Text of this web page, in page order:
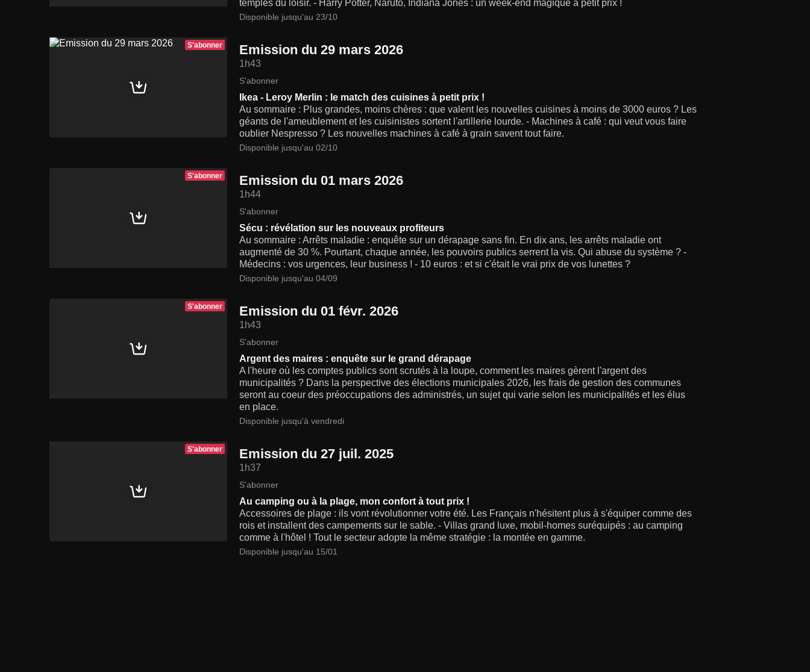
temples du loisir. - Harry Potter, Naruto, Indiana Jones : un week-end magique à petit prix !
Disponible jusqu'au 23/10
S'abonner Emission du 29 mars 2026
1h43
S'abonner
Ikea - Leroy Merlin : le match des cuisines à petit prix !
Au sommaire : Plus grandes, moins chères : que valent les nouvelles cuisines à moins de 3000 euros ? Les
géants de l'ameublement et les cuisinistes sortent l'artillerie lourde. - Machines à café : qui veut vous faire
oublier Nespresso ? Les nouvelles machines à café à grain savent tout faire.
Disponible jusqu'au 02/10
S'abonner Emission du 01 mars 2026
1h44
S'abonner
Sécu : révélation sur les nouveaux profiteurs
Au sommaire : Arrêts maladie : enquête sur un dérapage sans fin. En dix ans, les arrêts maladie ont
augmenté de 30 %. Pourtant, chaque année, les pouvoirs publics serrent la vis. Qui abuse du système ? -
Médecins : vos urgences, leur business ! - 10 euros : et si c'était le vrai prix de vos lunettes ?
Disponible jusqu'au 04/09
S'abonner Emission du 01 févr. 2026
1h43
S'abonner
Argent des maires : enquête sur le grand dérapage
A l'heure où les comptes publics sont scrutés à la loupe, comment les maires gèrent l'argent des
municipalités ? Dans la perspective des élections municipales 2026, les frais de gestion des communes
seront au coeur des préoccupations des administrés, un sujet qui varie selon les municipalités et les élus
en place.
Disponible jusqu'à vendredi
S'abonner Emission du 27 juil. 2025
1h37
S'abonner
Au camping ou à la plage, mon confort à tout prix !
Accessoires de plage : ils vont révolutionner votre été. Les Français n'hésitent plus à s'équiper comme des
rois et installent des campements sur le sable. - Villas grand luxe, mobil-homes suréquipés : au camping
comme à l'hôtel ! Tout le secteur adopte la même stratégie : la montée en gamme.
Disponible jusqu'au 15/01